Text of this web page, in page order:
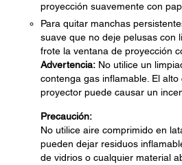
proyección suavemente con
Para quitar manchas
suave que no deje pelusas con
frote la ventana de proyección
Advertencia: No utilice un
contenga gas inflamable. El
proyector puede causar un
Precaución:
No utilice aire comprimido en
pueden dejar residuos
de vidrios o cualquier material